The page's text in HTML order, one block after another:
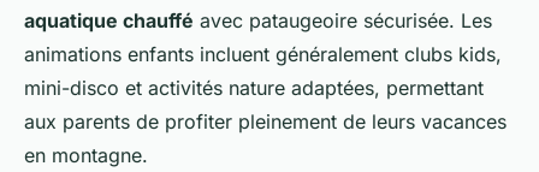
aquatique chauffé avec pataugeoire sécurisée. Les
animations enfants incluent généralement clubs kids,
mini-disco et activités nature adaptées, permettant
aux parents de profiter pleinement de leurs vacances
en montagne.